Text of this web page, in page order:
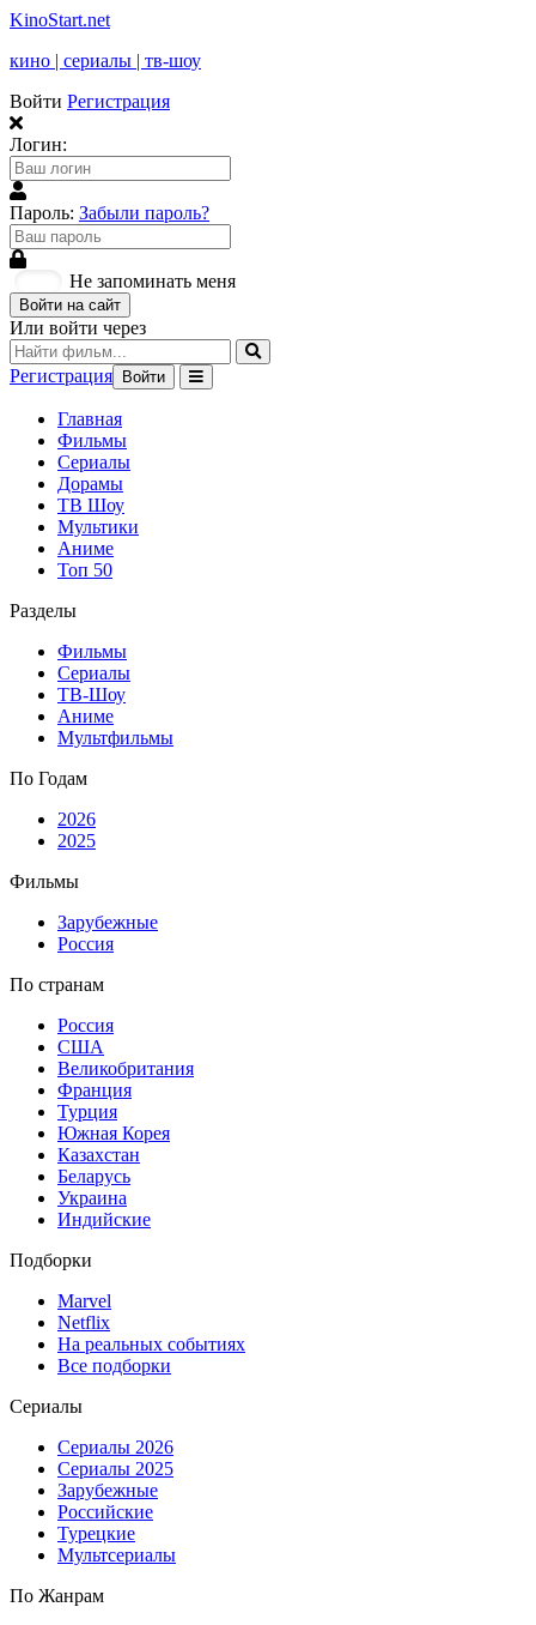
KinoStart.net
кино | сериалы | тв-шоу
Войти Регистрация
Логин:
Пароль: Забыли пароль?
Не запоминать меня
Войти на сайт
Или войти через
Регистрация Войти
Главная
Фильмы
Сериалы
Дорамы
ТВ Шоу
Мультики
Аниме
Топ 50
Разделы
Фильмы
Сериалы
ТВ-Шоу
Аниме
Мультфильмы
По Годам
2026
2025
Фильмы
Зарубежные
Россия
По странам
Россия
США
Великобритания
Франция
Турция
Южная Корея
Казахстан
Беларусь
Украина
Индийские
Подборки
Marvel
Netflix
На реальных событиях
Все подборки
Сериалы
Сериалы 2026
Сериалы 2025
Зарубежные
Российские
Турецкие
Мультсериалы
По Жанрам